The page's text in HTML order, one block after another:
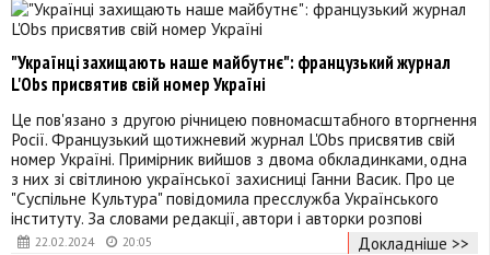
22.02.2024 20:05
"Українці захищають наше майбутнє": французький журнал
L'Obs присвятив свій номер Україні
Це пов'язано з другою річницею повномасштабного вторгнення
Росії. Французький щотижневий журнал L'Obs присвятив свій
номер Україні. Примірник вийшов з двома обкладинками, одна
з них зі світлиною української захисниці Ганни Васик. Про це
"Суспільне Культура" повідомила пресслужба Українського
інституту. За словами редакції, автори і авторки розпові
Докладніше >>